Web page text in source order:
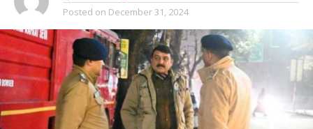
Posted on December 31, 2024